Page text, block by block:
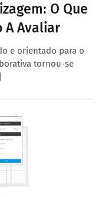
O Que
A Avaliar
e orientado para o
tornou-se